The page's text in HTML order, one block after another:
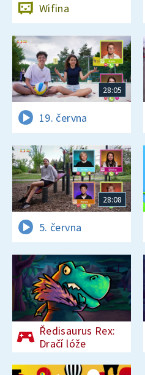
Wifina
28:05
19. června
28:08
5. června
Ředisaurus Rex:
Dračí lóže